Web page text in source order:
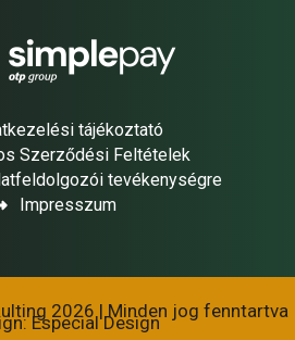
tájékoztató
Szerződési Feltételek
tevékenységre
Impresszum
2026 | Minden jog fenntartva
Especial Design